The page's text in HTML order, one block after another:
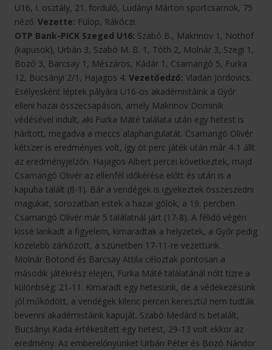
U16, I. osztály, 21. forduló, Ludányi Márton sportcsarnok, 75
néző. Vezette: Fülöp, Rákóczi.
OTP Bank-PICK Szeged U16: Szabó B., Makrinov 1, Nothof
(kapusok), Urbán 3, Szabó M. B. 1, Tóth 2, Molnár 3, Szegi 1,
Bozó 3, Barcsay 1, Mészáros, Kádár 1, Csamangó 5, Furka
12, Bucsányi 2/1, Hajagos 4. Vezetőedző: Vladan Jordovics.
Esélyesként léptek pályára U16-os akadémistáink a Győr
elleni hazai összecsapáson, amely Makrinov Dominik
védésével indult, aki Furka Máté találata után egy hetest is
hárított, megadva a meccs alaphangulatát. Csamangó Olivér
kétszer is eredményes volt, így öt perc játék után már 4-1 állt
az eredményjelzőn. Hajagos Albert percei következtek, majd
Csamangó Olivér az ellenfél időkérése előtt és után is a
kapuba talált (8-1). Bár a vendégek is igyekeztek összeszedni
magukat, sorozatban estek a hazai gólok, a 19. percben
Csamangó Olivér már 5 találatnál járt (17-8). A félidő végén
kissé lankadt a figyelem, kimaradtak a helyzetek, a Győr pedig
közelebb zárkózott, a szünetben 17-11-re vezettünk.
Molnár Botond és Barcsay Attila céloztak pontosan a
második játékrész elején, Furka Máté találatánál nőtt tízre a
különbség: 21-11. Kimaradt egy hetesünk, de a védekezésünk
jól működött, a vendégek kilenc percen keresztül nem tudták
bevenni akadémistáink kapuját. Szabó Medárd is betalált,
Bucsányi Kada értékesített egy hetest, 29-13 volt ekkor az
eredmény. Az emberelőnyünket Urbán Péter és Bozó Nándor